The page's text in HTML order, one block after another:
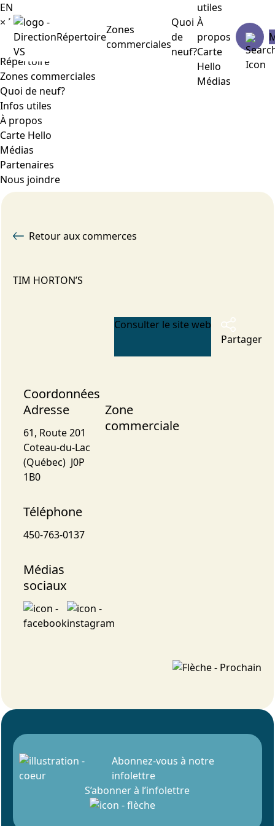
Répertoire
Zones
commerciales
Quoi
de
neuf?
utiles
À
propos
Carte
Hello
Médias
EN
× Menu
Répertoire
Zones commerciales
Quoi de neuf?
Infos utiles
À propos
Carte Hello
Médias
Partenaires
Nous joindre
Retour aux commerces
TIM HORTON’S
Consulter le site web
Partager
Coordonnées
Adresse
61, Route 201
Coteau-du-Lac
(Québec) J0P
1B0
Téléphone
450-763-0137
Médias
sociaux
Zone
commerciale
Abonnez-vous à notre
infolettre
S’abonner à l’infolettre